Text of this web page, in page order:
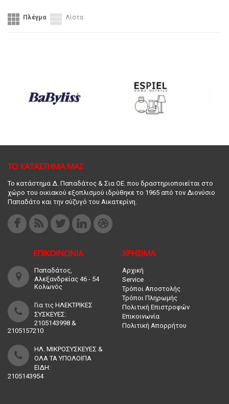
Πλέγμα Λίστα
ΤΟ ΚΑΤΑΣΤΗΜΑ ΜΑΣ
Το κατάστημα Δ. Παπαδάτος & Σια ΟΕ. που δραστηριοποιείται στο
χώρο του οικιακού εξοπλισμού ιδρύθηκε το 1965 από τον Διονύσιο
Παπαδάτο και την σύζυγό του Αικατερίνη.
ΕΠΙΚΟΙΝΩΝΙΑ
Παπαδάτος,
Αλεξανδρείας 46 - 54
Κολωνός
Για τις ΗΛΕΚΤΡΙΚΕΣ
ΣΥΣΚΕΥΕΣ:
2105143998 &
2105157210
ΗΛ. ΜΙΚΡΟΣΥΣΚΕΥΕΣ &
ΟΛΑ ΤΑ ΥΠΟΛΟΙΠΑ
ΕΙΔΗ:
2105143954
ΧΡΗΣΙΜΑ
Αρχική
Service
Τρόποι Αποστολής
Τρόποι Πληρωμής
Πολιτική Επιστροφών
Επικοινωνία
Πολιτική Απορρήτου